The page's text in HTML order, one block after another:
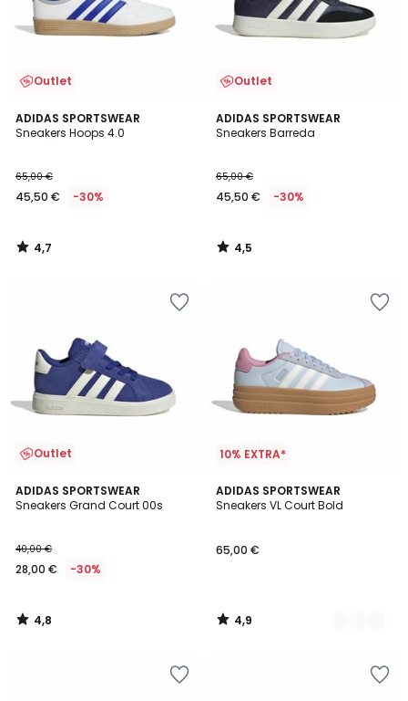
Outlet
ADIDAS SPORTSWEAR
Sneakers Hoops 4.0
65,00 €
45,50 € -30%
4,7
/ 5
4,7
/
Outlet
ADIDAS SPORTSWEAR
Sneakers Barreda
65,00 €
45,50 € -30%
4,5
/ 5
4,5
/
Outlet
ADIDAS SPORTSWEAR
Sneakers Grand Court 00s
40,00 €
28,00 € -30%
4,8
/ 5
4,8
/
10% EXTRA*
ADIDAS SPORTSWEAR
Sneakers VL Court Bold
65,00 €
4,9
/ 5
2
Kleuren
4,9
/